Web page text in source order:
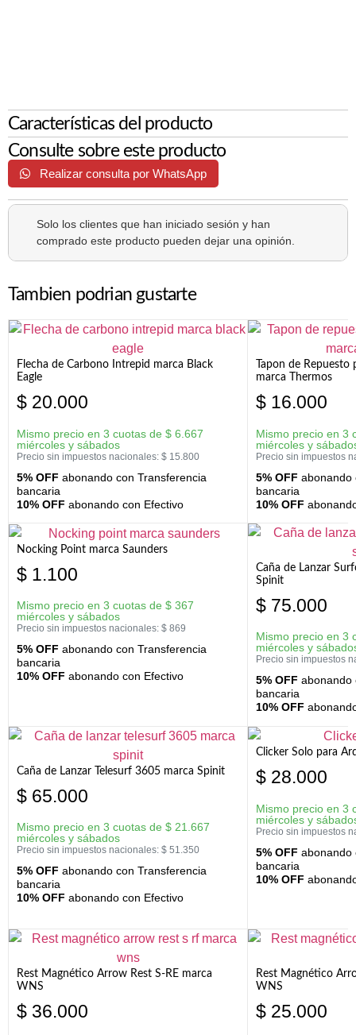
Características del producto
Consulte sobre este producto
Realizar consulta por WhatsApp
Solo los clientes que han iniciado sesión y han
comprado este producto pueden dejar una opinión.
Tambien podrian gustarte
Flecha de Carbono Intrepid marca Black
Eagle
$ 20.000
Mismo precio en 3 cuotas de $ 6.667
miércoles y sábados
Precio sin impuestos nacionales: $ 15.800
5% OFF abonando con Transferencia
bancaria
10% OFF abonando con Efectivo
Tapon de Repuesto
marca Thermos
$ 16.000
Mismo precio en 3
miércoles y
Precio sin impuestos
5% OFF abonando
bancaria
10% OFF
Nocking Point marca Saunders
$ 1.100
Mismo precio en 3 cuotas de $ 367
miércoles y sábados
Precio sin impuestos nacionales: $ 869
5% OFF abonando con Transferencia
bancaria
10% OFF abonando con Efectivo
Caña de Lanzar
Spinit
$ 75.000
Mismo precio en 3
miércoles y
Precio sin impuestos
5% OFF abonando
bancaria
10% OFF
Caña de Lanzar Telesurf 3605 marca Spinit
$ 65.000
Mismo precio en 3 cuotas de $ 21.667
miércoles y sábados
Precio sin impuestos nacionales: $ 51.350
5% OFF abonando con Transferencia
bancaria
10% OFF abonando con Efectivo
Clicker Solo para
$ 28.000
Mismo precio en 3
miércoles y
Precio sin impuestos
5% OFF abonando
bancaria
10% OFF
Rest Magnético Arrow Rest S-RE marca
WNS
$ 36.000
Rest Magnético
WNS
$ 25.000